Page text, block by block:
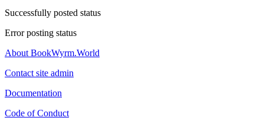
Successfully posted status
Error posting status
About BookWyrm.World
Contact site admin
Documentation
Code of Conduct